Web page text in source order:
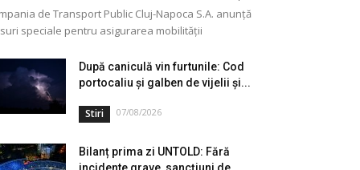
de Transport Public Cluj-Napoca S.A. anunță
speciale pentru asigurarea mobilității
6–9 august 2026. În aceste...
După caniculă vin furtunile: Cod
portocaliu și galben de vijelii și...
Stiri 07/08/2026
Bilanț prima zi UNTOLD: Fără